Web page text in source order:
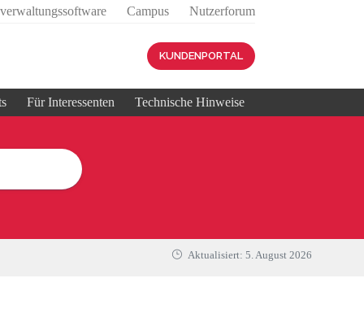
Campus Nutzerforum
KUNDENPORTAL
Für Interessenten Technische Hinweise
Aktualisiert: 5. August 2026